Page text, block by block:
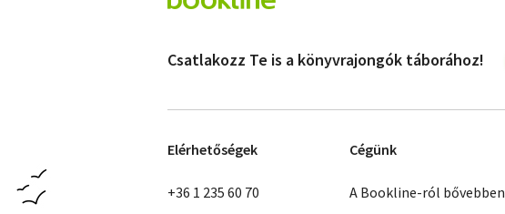
Csatlakozz Te is a könyvrajongók táborához!
Elérhetőségek
+36 1 235 60 70
Cégünk
A Bookline-ról bővebben